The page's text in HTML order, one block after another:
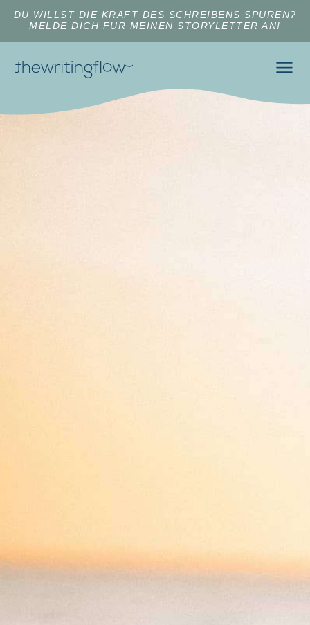
DU WILLST DIE KRAFT DES SCHREIBENS SPÜREN?
MELDE DICH FÜR MEINEN STORYLETTER AN!